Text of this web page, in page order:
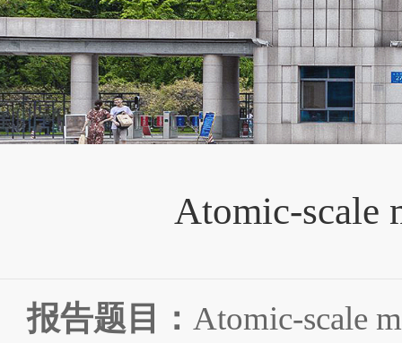
Atomic-scale
报告题目： Atomic-scale